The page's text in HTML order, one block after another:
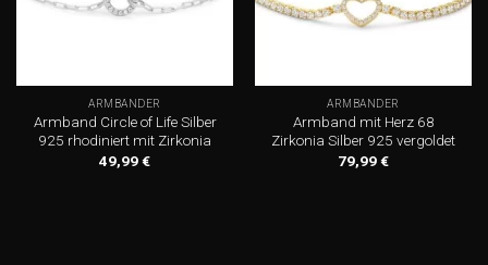
ARMBÄNDER
Armband Circle of Life Silber
925 rhodiniert mit Zirkonia
49,99€
ARMBÄNDER
Armband mit Herz 68
Zirkonia Silber 925 vergoldet
79,99€